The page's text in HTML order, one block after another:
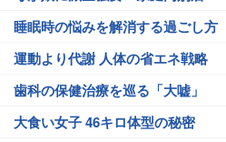
睡眠時の悩みを解消する過ごし方
運動より代謝 人体の省エネ戦略
歯科の保健治療を巡る「大嘘」
大食い女子 46キロ体型の秘密